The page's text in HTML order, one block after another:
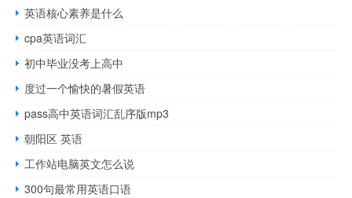
英语核心素养是什么
cpa英语词汇
初中毕业没考上高中
度过一个愉快的暑假英语
pass高中英语词汇乱序版mp3
朝阳区 英语
工作站电脑英文怎么说
300句最常用英语口语